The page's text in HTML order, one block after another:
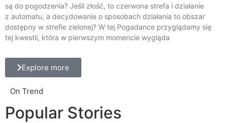
są do pogodzenia? Jeśli złość, to czerwona strefa i działanie
z automatu, a decydowanie o sposobach działania to obszar
dostępny w strefie zielonej? W tej Pogadance przyglądamy się
tej kwestii, która w pierwszym momencie wygląda
Explore more
On Trend
Popular Stories